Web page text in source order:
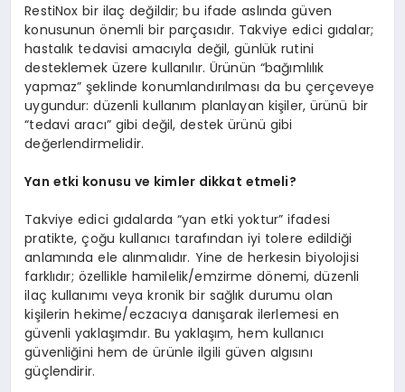
RestiNox bir ilaç değildir; bu ifade aslında güven
konusunun önemli bir parçasıdır. Takviye edici gıdalar;
hastalık tedavisi amacıyla değil, günlük rutini
desteklemek üzere kullanılır. Ürünün “bağımlılık
yapmaz” şeklinde konumlandırılması da bu çerçeveye
uygundur: düzenli kullanım planlayan kişiler, ürünü bir
“tedavi aracı” gibi değil, destek ürünü gibi
değerlendirmelidir.
Yan etki konusu ve kimler dikkat etmeli?
Takviye edici gıdalarda “yan etki yoktur” ifadesi
pratikte, çoğu kullanıcı tarafından iyi tolere edildiği
anlamında ele alınmalıdır. Yine de herkesin biyolojisi
farklıdır; özellikle hamilelik/emzirme dönemi, düzenli
ilaç kullanımı veya kronik bir sağlık durumu olan
kişilerin hekime/eczacıya danışarak ilerlemesi en
güvenli yaklaşımdır. Bu yaklaşım, hem kullanıcı
güvenliğini hem de ürünle ilgili güven algısını
güçlendirir.